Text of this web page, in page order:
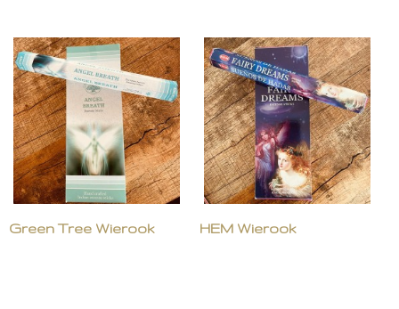
Green Tree Wierook HEM Wierook